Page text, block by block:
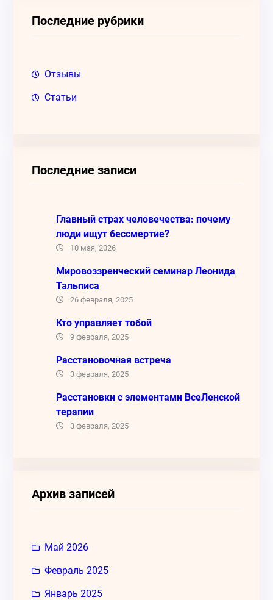
Последние рубрики
Отзывы
Статьи
Последние записи
Главный страх человечества: почему
люди ищут бессмертие?
10 мая, 2026
Мировоззренческий семинар Леонида
Тальписа
26 февраля, 2025
Кто управляет тобой
9 февраля, 2025
Расстановочная встреча
3 февраля, 2025
Расстановки с элементами ВсеЛенской
терапии
3 февраля, 2025
Архив записей
Май 2026
Февраль 2025
Январь 2025